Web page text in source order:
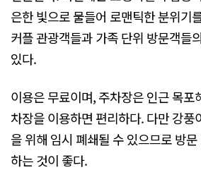
은한 빛으로 물들어 로맨틱한 분위기
커플 관광객들과 가족 단위 방문객들
있다.
이용은 무료이며, 주차장은 인근 목
차장을 이용하면 편리하다. 다만 강풍
을 위해 임시 폐쇄될 수 있으므로 방
하는 것이 좋다.